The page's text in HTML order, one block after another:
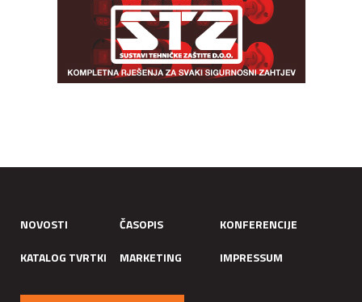
NOVOSTI ČASOPIS
KONFERENCIJE
KATALOG TVRTKI
MARKETING IMPRESSUM